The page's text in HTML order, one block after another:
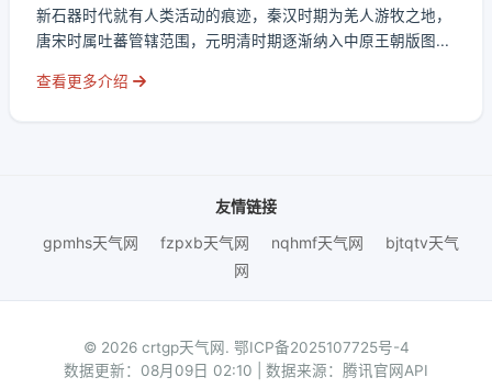
新石器时代就有人类活动的痕迹，秦汉时期为羌人游牧之地，
唐宋时属吐蕃管辖范围，元明清时期逐渐纳入中原王朝版图...
查看更多介绍
友情链接
gpmhs天气网
fzpxb天气网 nqhmf天气网
bjtqtv天气
网
© 2026 crtgp天气网. 鄂ICP备2025107725号-4
数据更新：08月09日 02:10 | 数据来源：腾讯官网API